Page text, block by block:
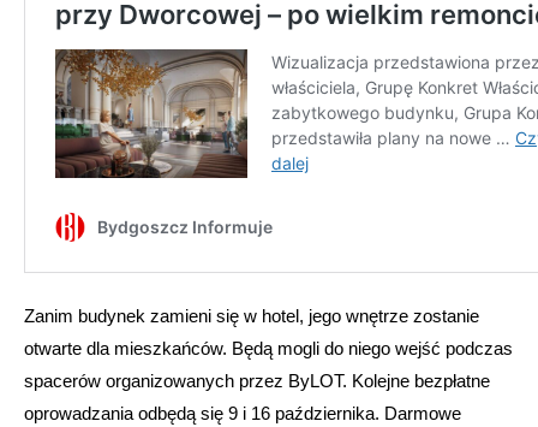
Zanim budynek zamieni się w hotel, jego wnętrze zostanie
otwarte dla mieszkańców. Będą mogli do niego wejść podczas
spacerów organizowanych przez ByLOT. Kolejne bezpłatne
oprowadzania odbędą się 9 i 16 października. Darmowe